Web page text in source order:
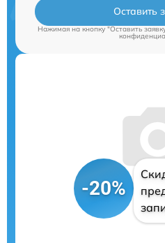
Оставить
Нажимая на кнопку "Оставить
-20%